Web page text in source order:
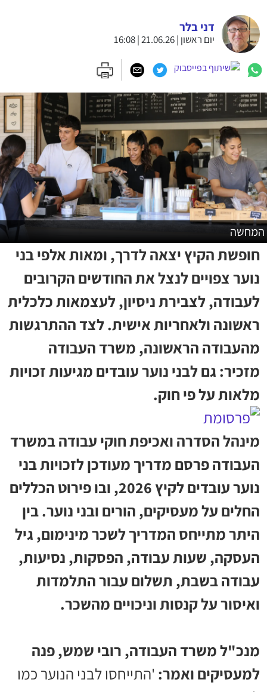
דני בלר
יום ראשון | 21.06.26 | 16:08
המחשה
חופשת הקיץ יצאה לדרך, ומאות אלפי בני
נוער צפויים לנצל את החודשים הקרובים
לעבודה, לצבירת ניסיון, לעצמאות כלכלית
ראשונה ולאחריות אישית. לצד ההתרגשות
מהעבודה הראשונה, משרד העבודה
מזכיר: גם לבני נוער עובדים מגיעות זכויות
מלאות על פי חוק.
מינהל הסדרה ואכיפת חוקי עבודה במשרד
העבודה פרסם מדריך מעודכן לזכויות בני
נוער עובדים לקיץ 2026, ובו פירוט הכללים
החלים על מעסיקים, הורים ובני נוער. בין
היתר מתייחס המדריך לשכר מינימום, גיל
העסקה, שעות עבודה, הפסקות, נסיעות,
עבודה בשבת, תשלום עבור התלמדות
ואיסור על קנסות וניכויים מהשכר.
מנכ"ל משרד העבודה, רובי שמש, פנה
למעסיקים ואמר: 'התייחסו לבני הנוער כמו